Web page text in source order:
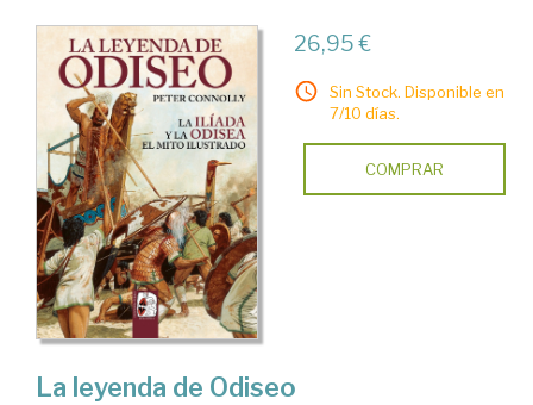
26,95 €
Sin Stock. Disponible en
7/10 días.
COMPRAR
La leyenda de Odiseo